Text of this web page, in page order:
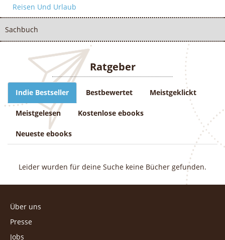
Reisen Und Urlaub
Sachbuch
Ratgeber
Indie Bestseller Bestbewertet Meistgeklickt
Meistgelesen Kostenlose ebooks
Neueste ebooks
Leider wurden für deine Suche keine Bücher gefunden.
Über uns
Presse
Jobs